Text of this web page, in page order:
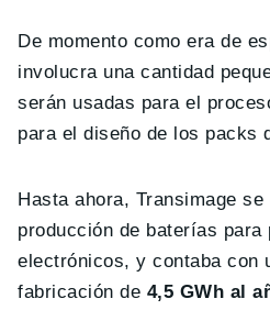
De momento como era de
involucra una cantidad
serán usadas para el
para el diseño de los packs
Hasta ahora, Transimage
producción de baterías para
electrónicos, y contaba con
fabricación de 4,5 GWh al